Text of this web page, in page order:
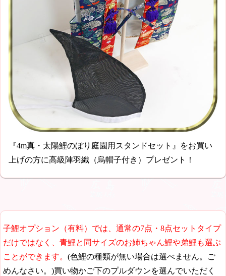
『4m真・太陽鯉のぼり庭園用スタンドセット』をお買い
上げの方に高級陣羽織（烏帽子付き）プレゼント！
子鯉オプション（有料）では、通常の7点・8点セットタイプ
だけではなく、青鯉と同サイズのお姉ちゃん鯉や弟鯉も選ぶ
ことができます。 (色鯉の種類が無い場合は選べません。ご
めんなさい。)買い物かご下のプルダウンを選んでいただく